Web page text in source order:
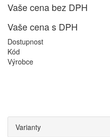
Vaše cena bez DPH
Vaše cena s DPH
Dostupnost
Kód
Výrobce
Varianty